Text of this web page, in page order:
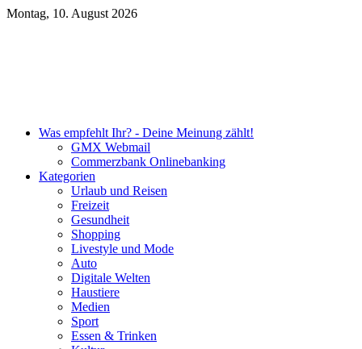
Montag, 10. August 2026
Was empfehlt Ihr? - Deine Meinung zählt!
GMX Webmail
Commerzbank Onlinebanking
Kategorien
Urlaub und Reisen
Freizeit
Gesundheit
Shopping
Livestyle und Mode
Auto
Digitale Welten
Haustiere
Medien
Sport
Essen & Trinken